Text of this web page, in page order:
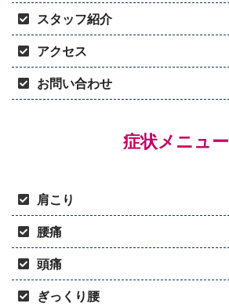
スタッフ紹介
アクセス
お問い合わせ
症状メニュー
肩こり
腰痛
頭痛
ぎっくり腰